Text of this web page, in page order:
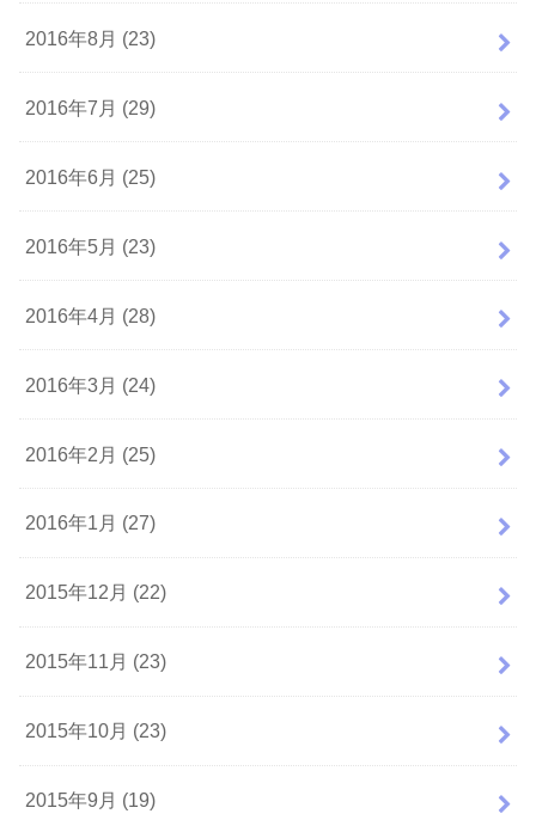
2016年8月 (23)
2016年7月 (29)
2016年6月 (25)
2016年5月 (23)
2016年4月 (28)
2016年3月 (24)
2016年2月 (25)
2016年1月 (27)
2015年12月 (22)
2015年11月 (23)
2015年10月 (23)
2015年9月 (19)